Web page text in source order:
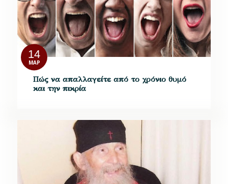
14
ΜΑΡ
Πώς να απαλλαγείτε από το χρόνιο θυμό
και την πικρία